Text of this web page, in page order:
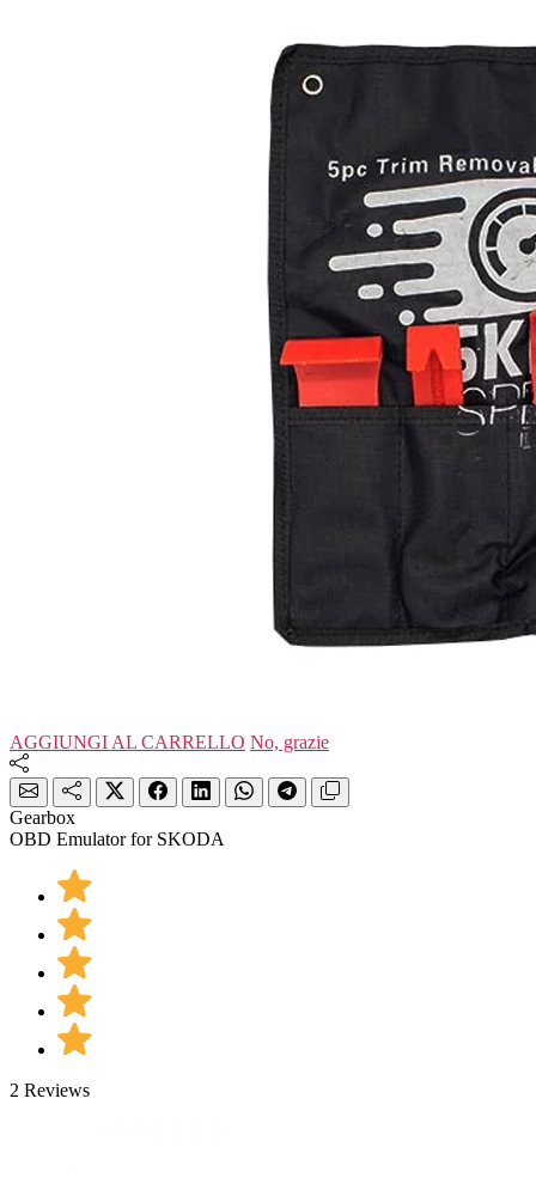
AGGIUNGI AL CARRELLO No, grazie
Gearbox
OBD Emulator for SKODA
2 Reviews